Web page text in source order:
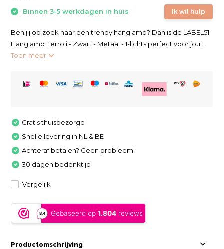
Ik wil hulp
Binnen 3-5 werkdagen in huis
Ben jij op zoek naar een trendy hanglamp? Dan is de LABEL51
Hanglamp Ferroli - Zwart - Metaal - 1-lichts perfect voor jou!...
Toon meer
Gratis thuisbezorgd
Snelle levering in NL & BE
Achteraf betalen? Geen probleem!
30 dagen bedenktijd
Vergelijk
Productomschrijving